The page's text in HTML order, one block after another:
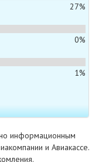
27%
0%
1%
информационным
и Авиакассе.